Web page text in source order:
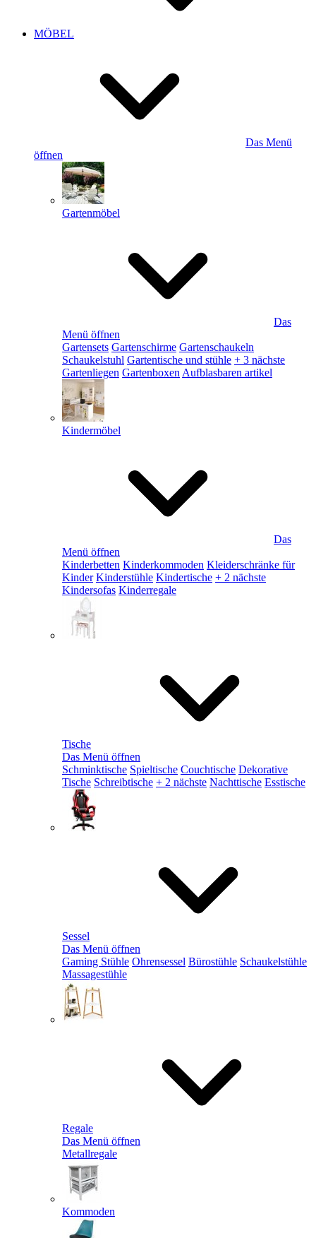
MÖBEL
Das Menü
öffnen
Gartenmöbel
Das
Menü öffnen
Gartensets Gartenschirme Gartenschaukeln
Schaukelstuhl Gartentische und stühle + 3 nächste
Gartenliegen Gartenboxen Aufblasbaren artikel
Kindermöbel
Das
Menü öffnen
Kinderbetten Kinderkommoden Kleiderschränke für
Kinder Kinderstühle Kindertische + 2 nächste
Kindersofas Kinderregale
Tische
Das Menü öffnen
Schminktische Spieltische Couchtische Dekorative
Tische Schreibtische + 2 nächste Nachttische Esstische
Sessel
Das Menü öffnen
Gaming Stühle Ohrensessel Bürostühle Schaukelstühle
Massagestühle
Regale
Das Menü öffnen
Metallregale
Kommoden